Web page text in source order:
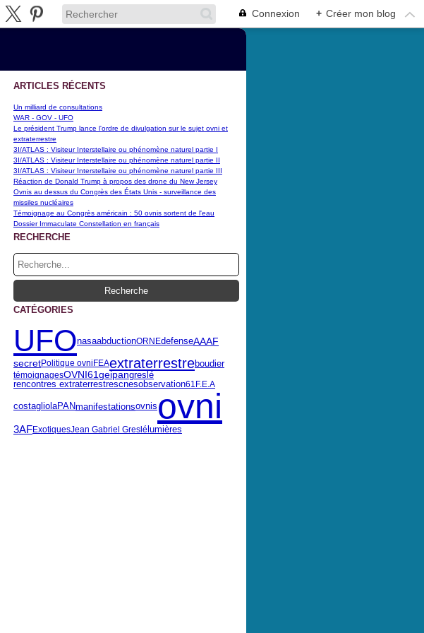
Connexion + Créer mon blog
ARTICLES RÉCENTS
Un milliard de consultations
WAR - GOV - UFO
Le président Trump lance l'ordre de divulgation sur le sujet ovni et
extraterrestre
3I/ATLAS : Visiteur Interstellaire ou phénomène naturel partie I
3I/ATLAS : Visiteur Interstellaire ou phénomène naturel partie II
3I/ATLAS : Visiteur Interstellaire ou phénomène naturel partie III
Réaction de Donald Trump à propos des drone du New Jersey
Ovnis au dessus du Congrès des États Unis - surveillance des
missiles nucléaires
Témoignage au Congrès américain : 50 ovnis sortent de l'eau
Dossier Immaculate Constellation en français
RECHERCHE
CATÉGORIES
UFOnasaabductionORNEdefenseAAAF
secretPolitique ovni FEAextraterrestreboudier
témoignagesOVNI61geipangreslé
rencontres extraterrestrescnesobservation61 F.E.A
costagliolaPANmanifestationsovnis ovni
3AFExotiquesJean Gabriel Greslé lumières